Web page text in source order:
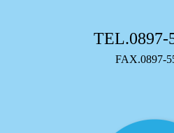
TEL.0897-
FAX.0897-